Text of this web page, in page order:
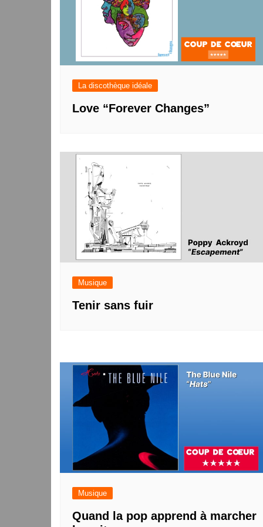
La discothèque idéale
Love “Forever Changes”
Musique
Tenir sans fuir
Musique
Quand la pop apprend à marcher